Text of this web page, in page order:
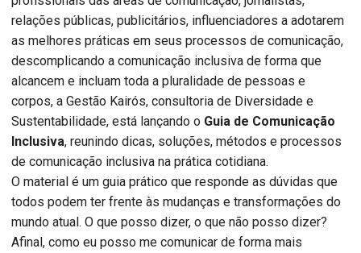
relações públicas, publicitários, influenciadores a adotarem
as melhores práticas em seus processos de comunicação,
descomplicando a comunicação inclusiva de forma que
alcancem e incluam toda a pluralidade de pessoas e
corpos, a Gestão Kairós, consultoria de Diversidade e
Sustentabilidade, está lançando o Guia de Comunicação
Inclusiva, reunindo dicas, soluções, métodos e processos
de comunicação inclusiva na prática cotidiana.
O material é um guia prático que responde as dúvidas que
todos podem ter frente às mudanças e transformações do
mundo atual. O que posso dizer, o que não posso dizer?
Afinal, como eu posso me comunicar de forma mais